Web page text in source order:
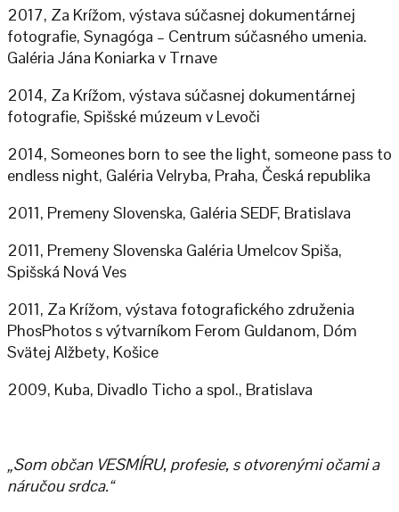
2017, Za Krížom, výstava súčasnej dokumentárnej
fotografie, Synagóga – Centrum súčasného umenia.
Galéria Jána Koniarka v Trnave
2014, Za Krížom, výstava súčasnej dokumentárnej
fotografie, Spišské múzeum v Levoči
2014, Someones born to see the light, someone pass to
endless night, Galéria Velryba, Praha, Česká republika
2011, Premeny Slovenska, Galéria SEDF, Bratislava
2011, Premeny Slovenska Galéria Umelcov Spiša,
Spišská Nová Ves
2011, Za Krížom, výstava fotografického združenia
PhosPhotos s výtvarníkom Ferom Guldanom, Dóm
Svätej Alžbety, Košice
2009, Kuba, Divadlo Ticho a spol., Bratislava
„Som občan VESMÍRU, profesie, s otvorenými očami a
náručou srdca.“